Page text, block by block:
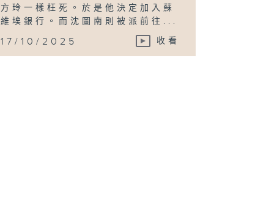
方玲一樣枉死。於是他決定加入蘇
維埃銀行。而沈圖南則被派前往...
17/10/2025 收看